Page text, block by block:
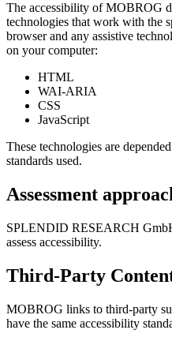
The accessibility of MOBROG
technologies that work with the
browser and any assistive
on your computer:
HTML
WAI-ARIA
CSS
JavaScript
These technologies are
standards used.
Assessment
SPLENDID RESEARCH
assess accessibility.
Third-Party
MOBROG links to third-party
have the same accessibility